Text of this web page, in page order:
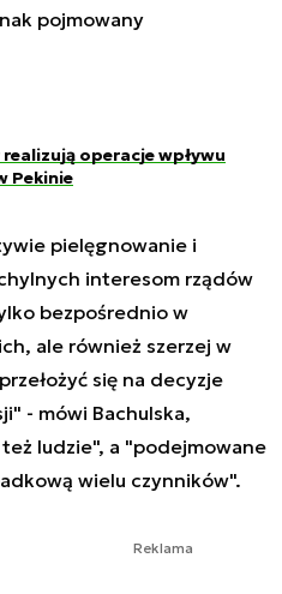
pojmowany
operacje wpływu
Pekinie
pielęgnowanie i
interesom rządów
bezpośrednio w
ale również szerzej w
się na decyzje
- mówi Bachulska,
ludzie", a "podejmowane
wielu czynników".
Reklama